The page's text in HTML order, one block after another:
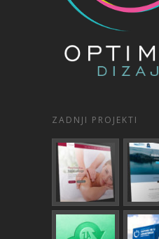
ZADNJI PROJEKTI